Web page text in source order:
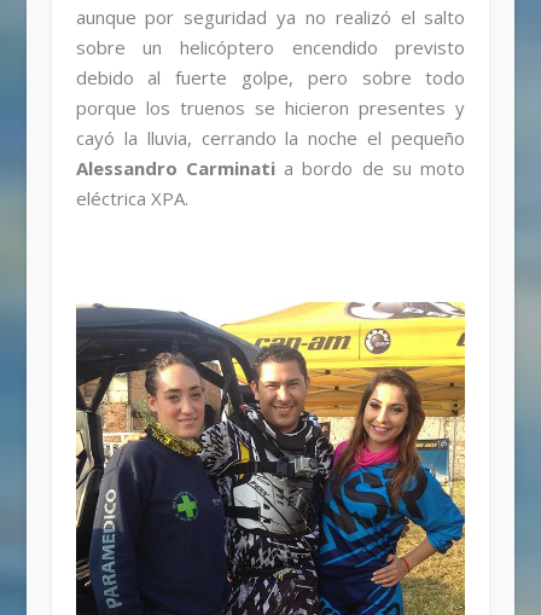
aunque por seguridad ya no realizó el salto
sobre un helicóptero encendido previsto
debido al fuerte golpe, pero sobre todo
porque los truenos se hicieron presentes y
cayó la lluvia, cerrando la noche el pequeño
Alessandro Carminatia bordo de su moto
eléctrica XPA.